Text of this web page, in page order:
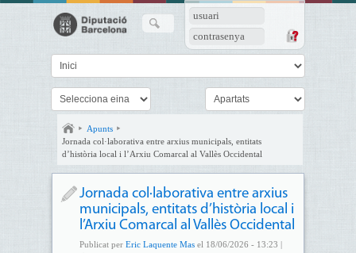
usuari
contrasenya
Apunts
Jornada col·laborativa entre arxius municipals, entitats
d’història local i l’Arxiu Comarcal al Vallès Occidental
Jornada col·laborativa entre arxius
municipals, entitats d’història local i
l’Arxiu Comarcal al Vallès Occidental
Publicat per Eric Laquente Masel 18/06/2026 - 13:23 |